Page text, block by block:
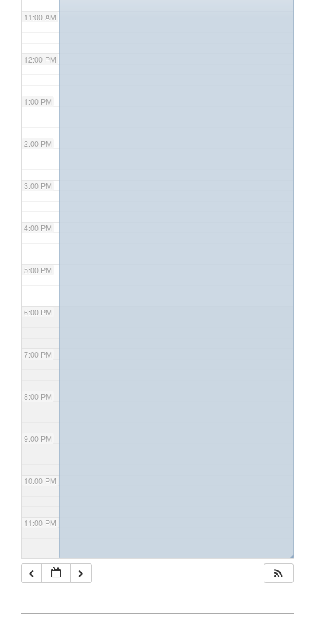
11:00 AM
12:00 PM
1:00 PM
2:00 PM
3:00 PM
4:00 PM
5:00 PM
6:00 PM
7:00 PM
8:00 PM
9:00 PM
10:00 PM
11:00 PM
◢